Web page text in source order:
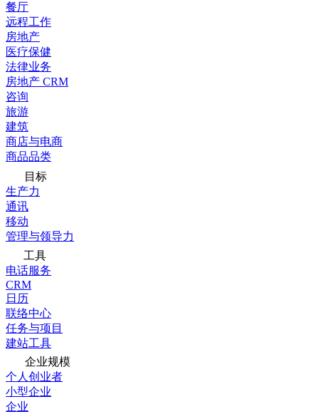
餐厅
远程工作
房地产
医疗保健
法律业务
房地产 CRM
咨询
旅游
建筑
商店与电商
商品品类
目标
生产力
通讯
移动
管理与领导力
工具
电话服务
CRM
日历
联络中心
任务与项目
建站工具
企业规模
个人创业者
小型企业
企业